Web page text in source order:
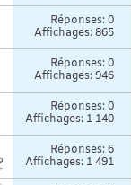
Réponses:0
Affichages: 865
Réponses:0
Affichages: 946
Réponses:0
Affichages: 1 140
Réponses:6
Affichages: 1 491